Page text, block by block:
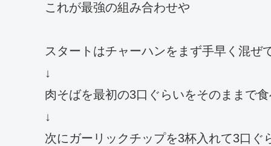
これが最強の組み合わせや
スタートはチャーハンをまず手早く混ぜ
↓
肉そばを最初の3口ぐらいをそのままで
↓
次にガーリックチップを3杯入れて3口ぐ